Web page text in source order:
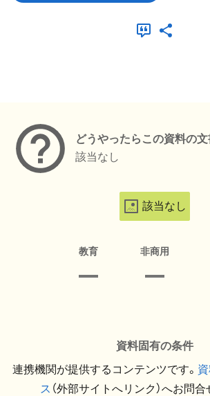
どうやったらこの資料の
該当なし
該当なし
教育 非商用
資料固有の条件
連携機関が提供するコンテンツです。
ス （外部サイトへリンク）へお問合